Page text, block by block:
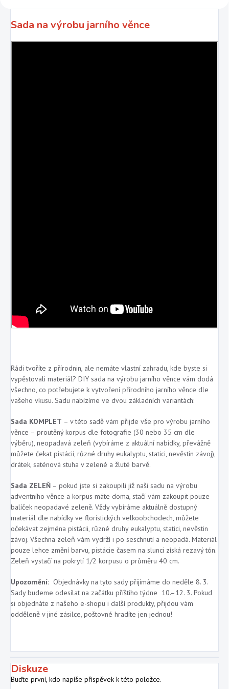
Sada na výrobu jarního věnce
Rádi tvoříte z přírodnin, ale nemáte vlastní zahradu, kde byste si
vypěstovali materiál? DIY sada na výrobu jarního věnce vám dodá
všechno, co potřebujete k vytvoření přírodního jarního věnce dle
vašeho vkusu. Sadu nabízíme ve dvou základních variantách:
Sada KOMPLET – v této sadě vám přijde vše pro výrobu jarního
věnce – proutěný korpus dle fotografie (30 nebo 35 cm dle
výběru), neopadavá zeleň (vybíráme z aktuální nabídky, převážně
můžete čekat pistácii, různé druhy eukalyptu, statici, nevěstin závoj),
drátek, saténová stuha v zelené a žluté barvě.
Sada ZELEŇ – pokud jste si zakoupili již naši sadu na výrobu
adventního věnce a korpus máte doma, stačí vám zakoupit pouze
balíček neopadavé zeleně. Vždy vybíráme aktuálně dostupný
materiál dle nabídky ve floristických velkoobchodech, můžete
očekávat zejména pistácii, různé druhy eukalyptu, statici, nevěstin
závoj. Všechna zeleň vám vydrží i po seschnutí a neopadá. Materiál
pouze lehce změní barvu, pistácie časem na slunci získá rezavý tón.
Zeleň vystačí na pokrytí 1/2 korpusu o průměru 40 cm.
Upozornění: Objednávky na tyto sady přijímáme do neděle 8. 3.
Sady budeme odesílat na začátku příštího týdne 10.–12. 3. Pokud
si objednáte z našeho e-shopu i další produkty, přijdou vám
odděleně v jiné zásilce, poštovné hradíte jen jednou!
Diskuze
Buďte první, kdo napíše příspěvek k této položce.